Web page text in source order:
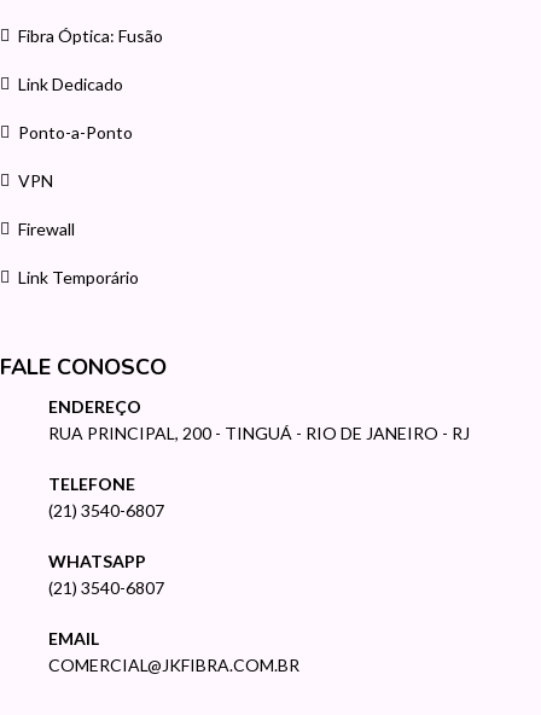
Fibra Óptica: Fusão
Link Dedicado
Ponto-a-Ponto
VPN
Firewall
Link Temporário
FALE CONOSCO
ENDEREÇO
RUA PRINCIPAL, 200 - TINGUÁ - RIO DE JANEIRO - RJ
TELEFONE
(21) 3540-6807
WHATSAPP
(21) 3540-6807
EMAIL
COMERCIAL@JKFIBRA.COM.BR